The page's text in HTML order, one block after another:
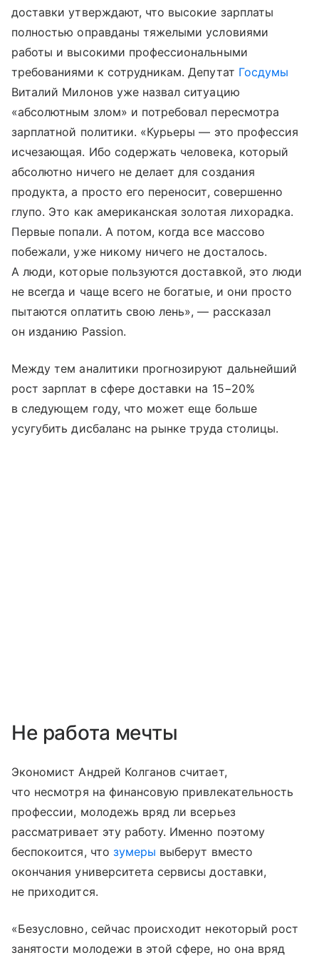
доставки утверждают, что высокие зарплаты
полностью оправданы тяжелыми условиями
работы и высокими профессиональными
требованиями к сотрудникам. Депутат Госдумы
Виталий Милонов уже назвал ситуацию
«абсолютным злом» и потребовал пересмотра
зарплатной политики. «Курьеры — это профессия
исчезающая. Ибо содержать человека, который
абсолютно ничего не делает для создания
продукта, а просто его переносит, совершенно
глупо. Это как американская золотая лихорадка.
Первые попали. А потом, когда все массово
побежали, уже никому ничего не досталось.
А люди, которые пользуются доставкой, это люди
не всегда и чаще всего не богатые, и они просто
пытаются оплатить свою лень», — рассказал
он изданию Passion.
Между тем аналитики прогнозируют дальнейший
рост зарплат в сфере доставки на 15−20%
в следующем году, что может еще больше
усугубить дисбаланс на рынке труда столицы.
Не работа мечты
Экономист Андрей Колганов считает,
что несмотря на финансовую привлекательность
профессии, молодежь вряд ли всерьез
рассматривает эту работу. Именно поэтому
беспокоится, что зумеры выберут вместо
окончания университета сервисы доставки,
не приходится.
«Безусловно, сейчас происходит некоторый рост
занятости молодежи в этой сфере, но она вряд